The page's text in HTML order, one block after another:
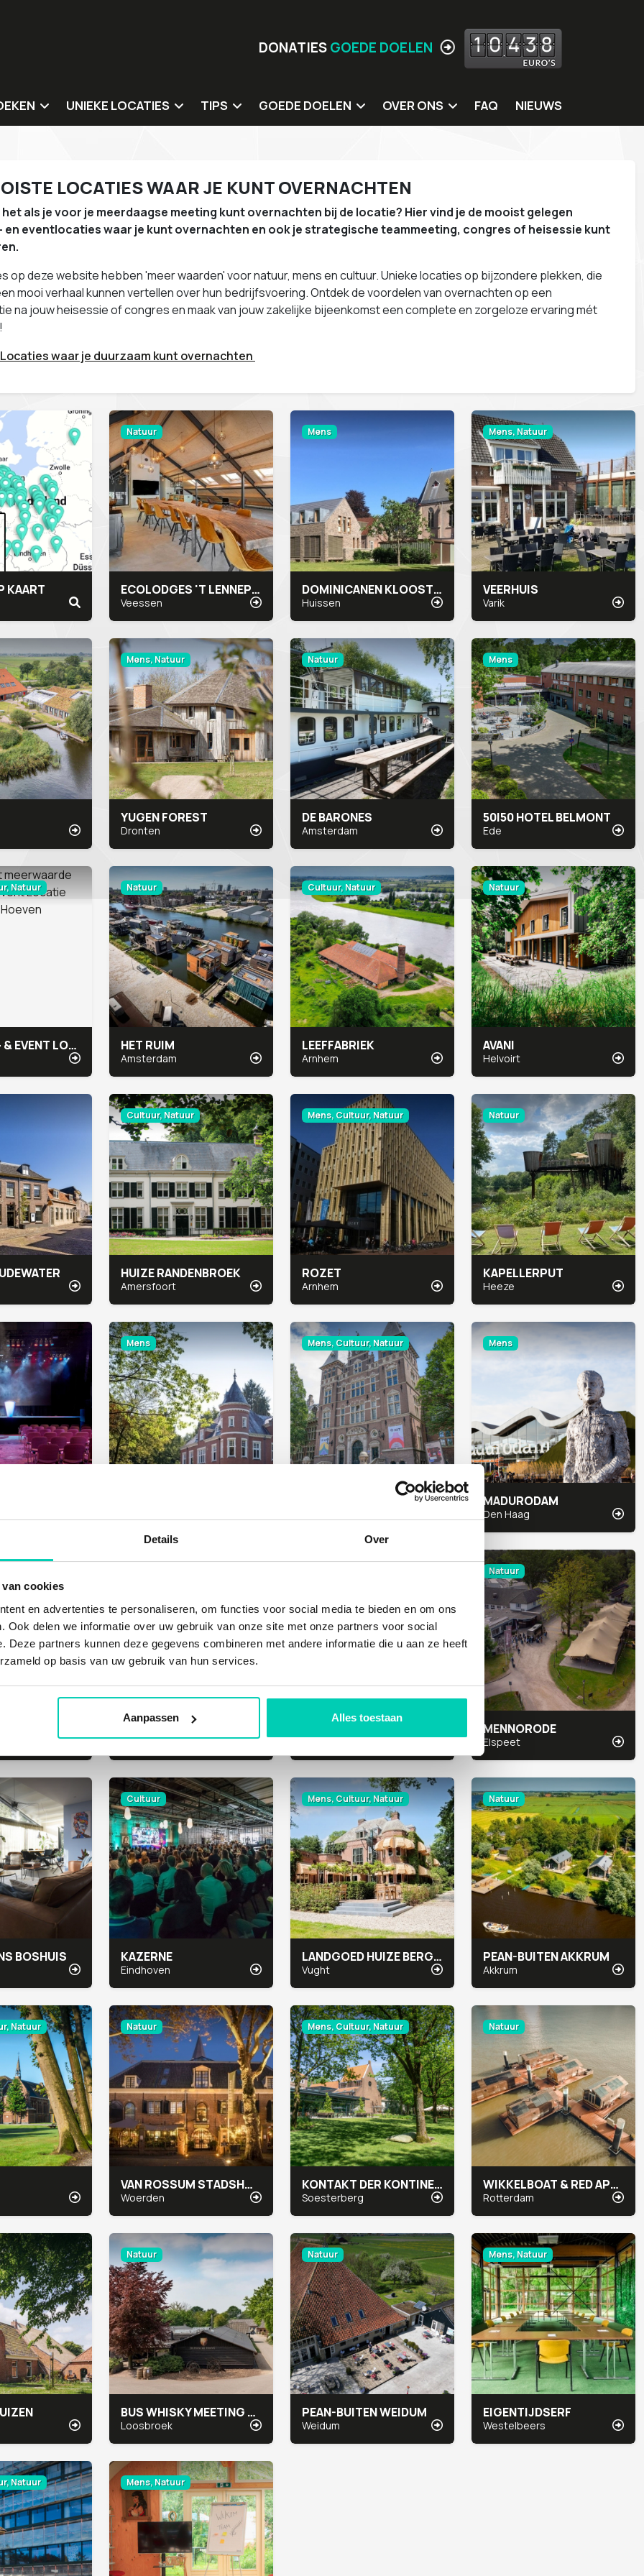
Details Over
cookies
en advertenties te personaliseren, om functies voor social media te bieden en om ons
Ook delen we informatie over uw gebruik van onze site met onze partners voor social
Deze partners kunnen deze gegevens combineren met andere informatie die u aan ze heeft
op basis van uw gebruik van hun services.
Aanpassen Alles toestaan
DONATIESGOEDE DOELEN 10 438
UNIEKE LOCATIES
Duurzame en natuurlocaties
Culturele locaties
Sociale impact (mens) locaties
TIPS
Catering
Sprekers & dagvoorzitters
Entertainment & workshops
Tips voor locaties
GOEDE DOELEN
Onze goede doelen
OVER ONS
Jouw locatie hier?
Meer Waarden
Wie zijn wij
Contact
FAQ NIEUWS
LOCATIES WAAR JE KUNT OVERNACHTEN
het als je voor je meerdaagse meeting kunt overnachten bij de locatie? Hier vind je de mooist gelegen
en eventlocaties waar je kunt overnachten en ook je strategische teammeeting, congres of heisessie kunt
op deze website hebben 'meer waarden' voor natuur, mens en cultuur. Unieke locaties op bijzondere plekken, die
mooi verhaal kunnen vertellen over hun bedrijfsvoering. Ontdek de voordelen van overnachten op een
na jouw heisessie of congres en maak van jouw zakelijke bijeenkomst een complete en zorgeloze ervaring mét
Locaties waar je duurzaam kunt overnachten
KAART
Natuur
ECOLODGES 'T LENNEPSERF
Veessen
Mens
DOMINICANEN KLOOSTER
Huissen
Mens, Natuur
VEERHUIS
Varik
Mens, Natuur
YUGEN FOREST
Dronten
Natuur
DE BARONES
Amsterdam
Mens
50|50 HOTEL BELMONT
Ede
Natuur
BUSINESS- & EVENT LOCATIE BOVENDONK
Natuur
HET RUIM
Amsterdam
Cultuur, Natuur
LEEFFABRIEK
Arnhem
Natuur
AVANI
Helvoirt
Cultuur, Natuur
HUIZE RANDENBROEK
Amersfoort
Mens, Cultuur, Natuur
ROZET
Arnhem
Natuur
KAPELLERPUT
Heeze
Mens Mens, Cultuur, Natuur Mens
MADURODAM
Den Haag
DE WERELT
Lunteren Opheusden
Natuur
MENNORODE
Elspeet
BOSHUIS
Cultuur
KAZERNE
Eindhoven
Mens, Cultuur, Natuur
LANDGOED HUIZE BERGEN
Vught
Natuur
PEAN-BUITEN AKKRUM
Akkrum
Natuur Natuur
VAN ROSSUM STADSHOTEL
Woerden
Mens, Cultuur, Natuur
KONTAKT DER KONTINENTEN
Soesterberg
Natuur
WIKKELBOAT & RED APPLE MARINA
Rotterdam
Natuur
BUS WHISKY MEETING & EVENTS
Loosbroek
Natuur
PEAN-BUITEN WEIDUM
Weidum
Mens, Natuur
EIGENTIJDSERF
Westelbeers
Natuur Mens, Natuur